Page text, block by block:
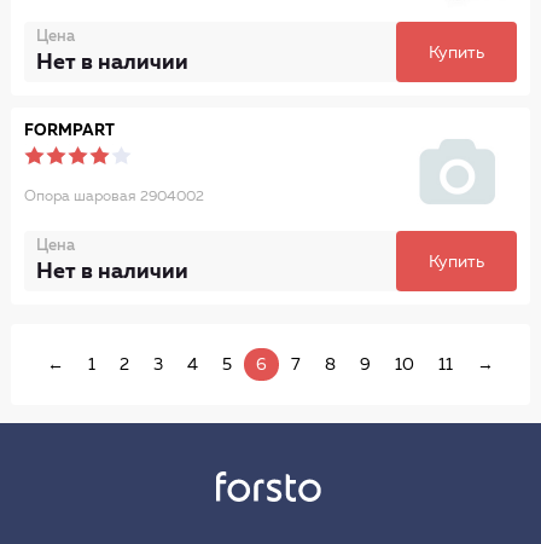
Цена
Нет в наличии Купить
FORMPART
Опора шаровая 2904002
Цена
Нет в наличии Купить
← 1 2 3 4 5 6 7 8 9 10 11 →